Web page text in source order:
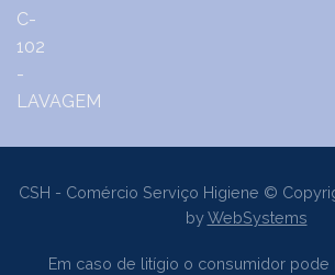
CSH - Comércio Serviço Higiene ©
byWebSystems
Em caso de litígio o consumidor pode